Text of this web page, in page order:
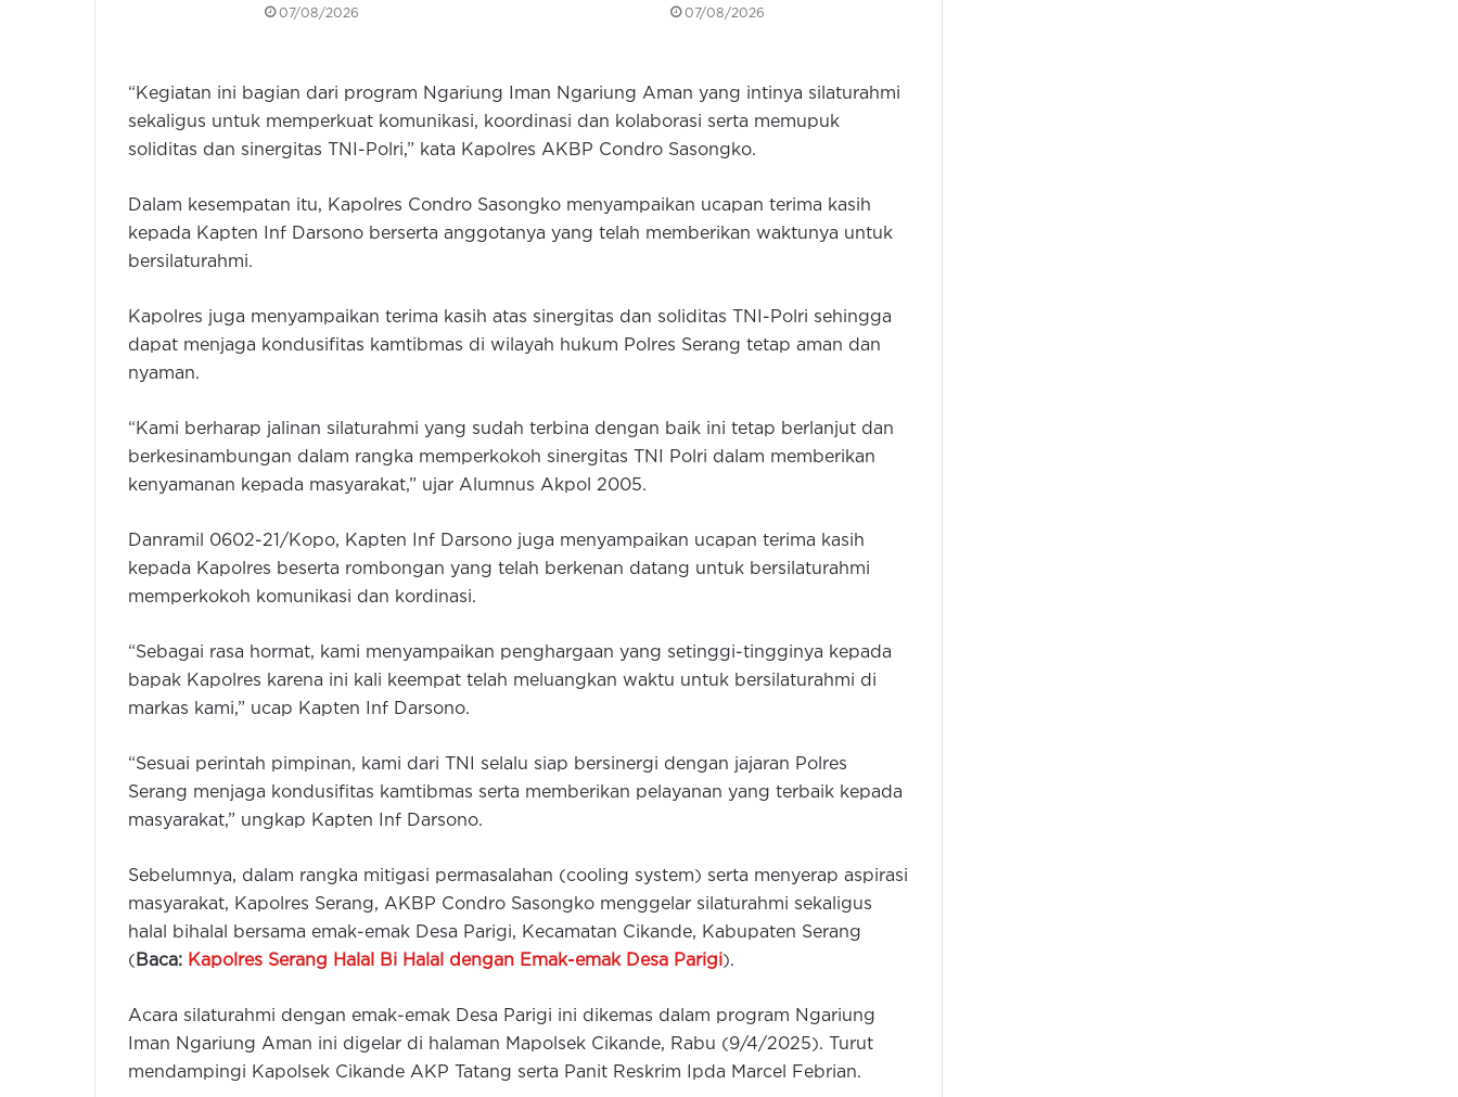
07/08/2026 07/08/2026
“Kegiatan ini bagian dari program Ngariung Iman Ngariung Aman yang intinya silaturahmi
sekaligus untuk memperkuat komunikasi, koordinasi dan kolaborasi serta memupuk
soliditas dan sinergitas TNI-Polri,” kata Kapolres AKBP Condro Sasongko.
Dalam kesempatan itu, Kapolres Condro Sasongko menyampaikan ucapan terima kasih
kepada Kapten Inf Darsono berserta anggotanya yang telah memberikan waktunya untuk
bersilaturahmi.
Kapolres juga menyampaikan terima kasih atas sinergitas dan soliditas TNI-Polri sehingga
dapat menjaga kondusifitas kamtibmas di wilayah hukum Polres Serang tetap aman dan
nyaman.
“Kami berharap jalinan silaturahmi yang sudah terbina dengan baik ini tetap berlanjut dan
berkesinambungan dalam rangka memperkokoh sinergitas TNI Polri dalam memberikan
kenyamanan kepada masyarakat,” ujar Alumnus Akpol 2005.
Danramil 0602-21/Kopo, Kapten Inf Darsono juga menyampaikan ucapan terima kasih
kepada Kapolres beserta rombongan yang telah berkenan datang untuk bersilaturahmi
memperkokoh komunikasi dan kordinasi.
“Sebagai rasa hormat, kami menyampaikan penghargaan yang setinggi-tingginya kepada
bapak Kapolres karena ini kali keempat telah meluangkan waktu untuk bersilaturahmi di
markas kami,” ucap Kapten Inf Darsono.
“Sesuai perintah pimpinan, kami dari TNI selalu siap bersinergi dengan jajaran Polres
Serang menjaga kondusifitas kamtibmas serta memberikan pelayanan yang terbaik kepada
masyarakat,” ungkap Kapten Inf Darsono.
Sebelumnya, dalam rangka mitigasi permasalahan (cooling system) serta menyerap aspirasi
masyarakat, Kapolres Serang, AKBP Condro Sasongko menggelar silaturahmi sekaligus
halal bihalal bersama emak-emak Desa Parigi, Kecamatan Cikande, Kabupaten Serang
( Baca: Kapolres Serang Halal Bi Halal dengan Emak-emak Desa Parigi).
Acara silaturahmi dengan emak-emak Desa Parigi ini dikemas dalam program Ngariung
Iman Ngariung Aman ini digelar di halaman Mapolsek Cikande, Rabu (9/4/2025). Turut
mendampingi Kapolsek Cikande AKP Tatang serta Panit Reskrim Ipda Marcel Febrian.
Kapolda Banten Ajak Warga